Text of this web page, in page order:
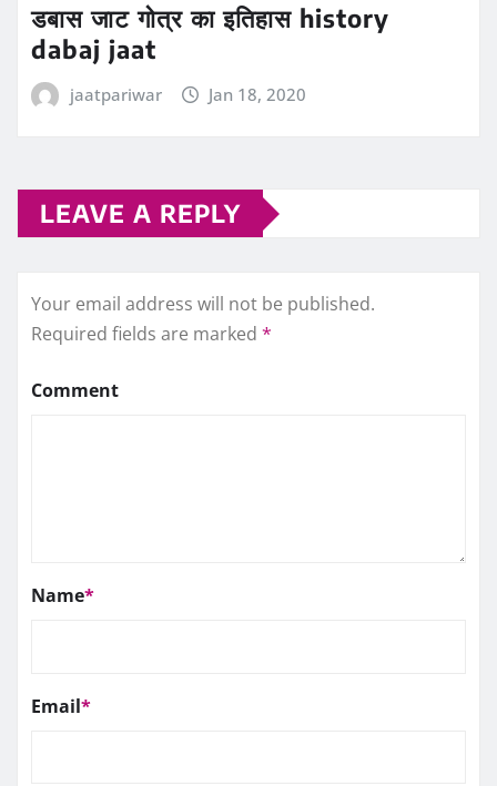
डबास जाट गोत्र का इतिहास history
dabaj jaat
jaatpariwar Jan 18, 2020
LEAVE A REPLY
Your email address will not be published.
Required fields are marked *
Comment
Name*
Email*